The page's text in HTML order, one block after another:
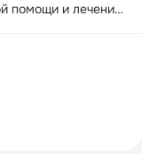
помощи и лечение